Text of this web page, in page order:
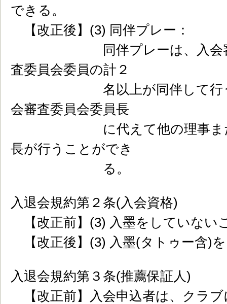
できる。
【改正後】(3) 同伴プレー：
同伴プレーは、入会審査
査委員会委員の計２
名以上が同伴して行うも
会審査委員会委員長
に代えて他の理事または
長が行うことができ
る。
入退会規約第２条(入会資格)
【改正前】(3) 入墨をしていない
【改正後】(3) 入墨(タトゥー
入退会規約第３条(推薦保証人)
【改正前】入会申込者は、クラ